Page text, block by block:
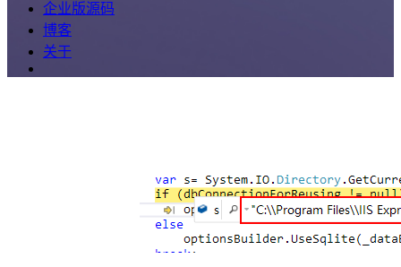
企业版源码
博客
关于